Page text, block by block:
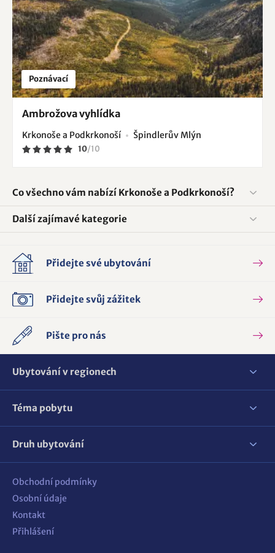
Poznávací
Ambrožova vyhlídka
Krkonoše a Podkrkonoší Špindlerův Mlýn
10/10
Co všechno vám nabízí Krkonoše a Podkrkonoší?
Další zajímavé kategorie
Přidejte své ubytování
Přidejte svůj zážitek
Pište pro nás
Ubytování v regionech
Téma pobytu
Druh ubytování
Obchodní podmínky
Osobní údaje
Kontakt
Přihlášení